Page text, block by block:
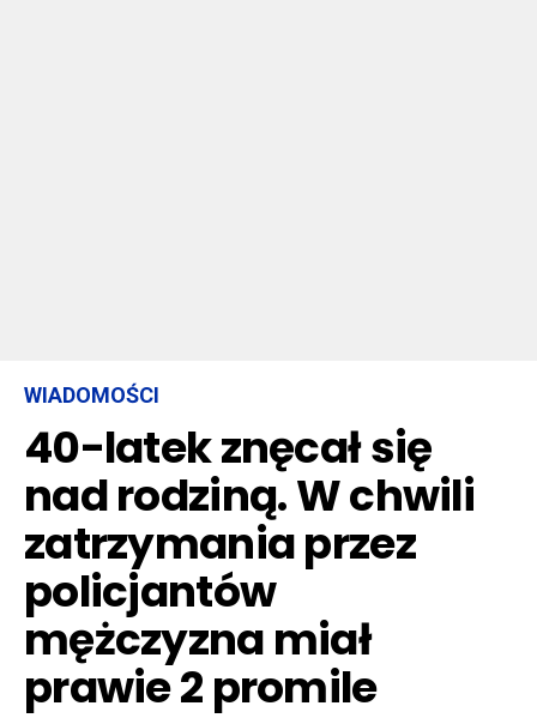
WIADOMOŚCI
40-latek znęcał się
nad rodziną. W chwili
zatrzymania przez
policjantów
mężczyzna miał
prawie 2 promile